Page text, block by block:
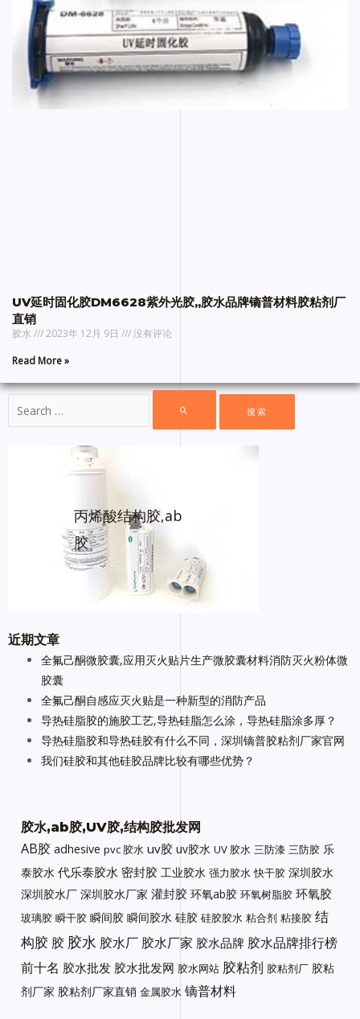
UV延时固化胶DM6628紫外光胶,,胶水品牌镝普材料胶粘剂厂
直销
胶水 2023年 12月 9日
没有评论
Read More »
丙烯酸结构胶,ab
胶
近期文章
全氟己酮微胶囊,应用灭火贴片生产微胶囊材料消防灭火粉体微
胶囊
全氟己酮自感应灭火贴是一种新型的消防产品
导热硅脂胶的施胶工艺,导热硅脂怎么涂，导热硅脂涂多厚？
导热硅脂胶和导热硅胶有什么不同，深圳镝普胶粘剂厂家官网
我们硅胶和其他硅胶品牌比较有哪些优势？
胶水,ab胶,UV胶,结构胶批发网
AB胶 adhesive pvc 胶水 uv胶 uv胶水 UV 胶水 三防漆 三防胶 乐
泰胶水 代乐泰胶水 密封胶 工业胶水 强力胶水 快干胶 深圳胶水
深圳胶水厂 深圳胶水厂家 灌封胶 环氧ab胶 环氧树脂胶 环氧胶
玻璃胶 瞬干胶 瞬间胶 瞬间胶水 硅胶 硅胶胶水 粘合剂 粘接胶 结
构胶 胶 胶水 胶水厂 胶水厂家 胶水品牌 胶水品牌排行榜
前十名 胶水批发 胶水批发网 胶水网站 胶粘剂 胶粘剂厂 胶粘
剂厂家 胶粘剂厂家直销 金属胶水 镝普材料